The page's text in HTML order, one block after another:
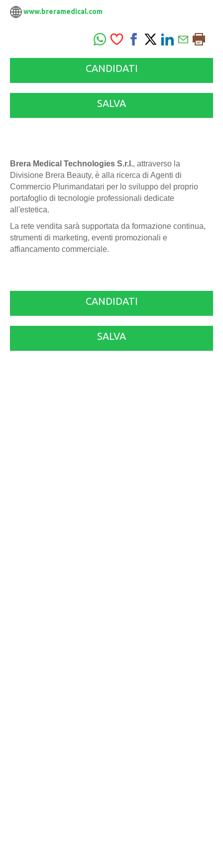
www.breramedical.com
CANDIDATI
SALVA
Brera Medical Technologies S.r.l., attraverso la
Divisione Brera Beauty, è alla ricerca di Agenti di
Commercio Plurimandatari per lo sviluppo del proprio
portafoglio di tecnologie professionali dedicate
all'estetica.
La rete vendita sarà supportata da formazione continua,
strumenti di marketing, eventi promozionali e
affiancamento commerciale.
CANDIDATI
SALVA